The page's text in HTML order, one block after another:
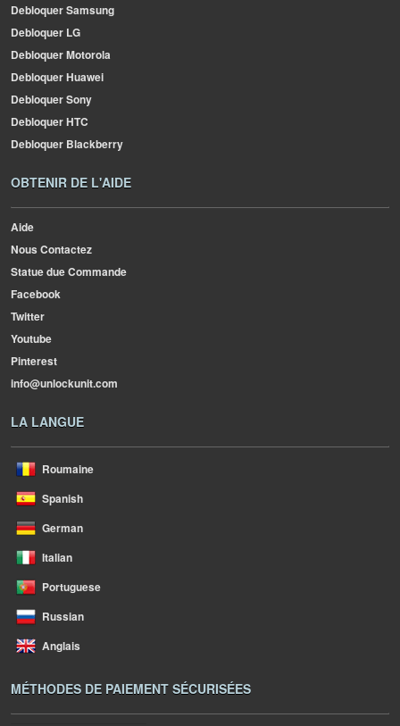
Debloquer Samsung
Debloquer LG
Debloquer Motorola
Debloquer Huawei
Debloquer Sony
Debloquer HTC
Debloquer Blackberry
OBTENIR DE L'AIDE
Aide
Nous Contactez
Statue due Commande
Facebook
Twitter
Youtube
Pinterest
info@unlockunit.com
LA LANGUE
Roumaine
Spanish
German
Italian
Portuguese
Russian
Anglais
MÉTHODES DE PAIEMENT SÉCURISÉES